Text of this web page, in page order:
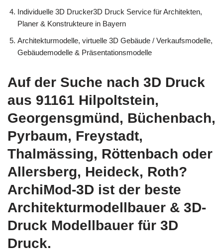
Individuelle 3D Drucker3D Druck Service für Architekten,
Planer & Konstrukteure in Bayern
Architekturmodelle, virtuelle 3D Gebäude / Verkaufsmodelle,
Gebäudemodelle & Präsentationsmodelle
Auf der Suche nach 3D Druck
aus 91161 Hilpoltstein,
Georgensgmünd, Büchenbach,
Pyrbaum, Freystadt,
Thalmässing, Röttenbach oder
Allersberg, Heideck, Roth?
ArchiMod-3D ist der beste
Architekturmodellbauer & 3D-
Druck Modellbauer für 3D
Druck.